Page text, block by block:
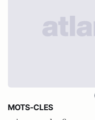
MOTS-CLES